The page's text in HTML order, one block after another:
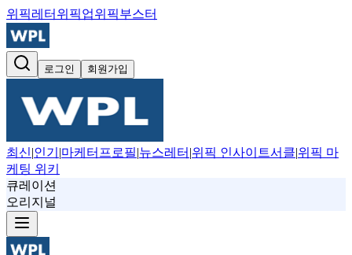
위픽레터 위픽업위픽부스터
로그인 회원가입
최신|인기 |마케터프로필|뉴스레터 |위픽 인사이트서클|위픽 마
케팅 위키
큐레이션
오리지널